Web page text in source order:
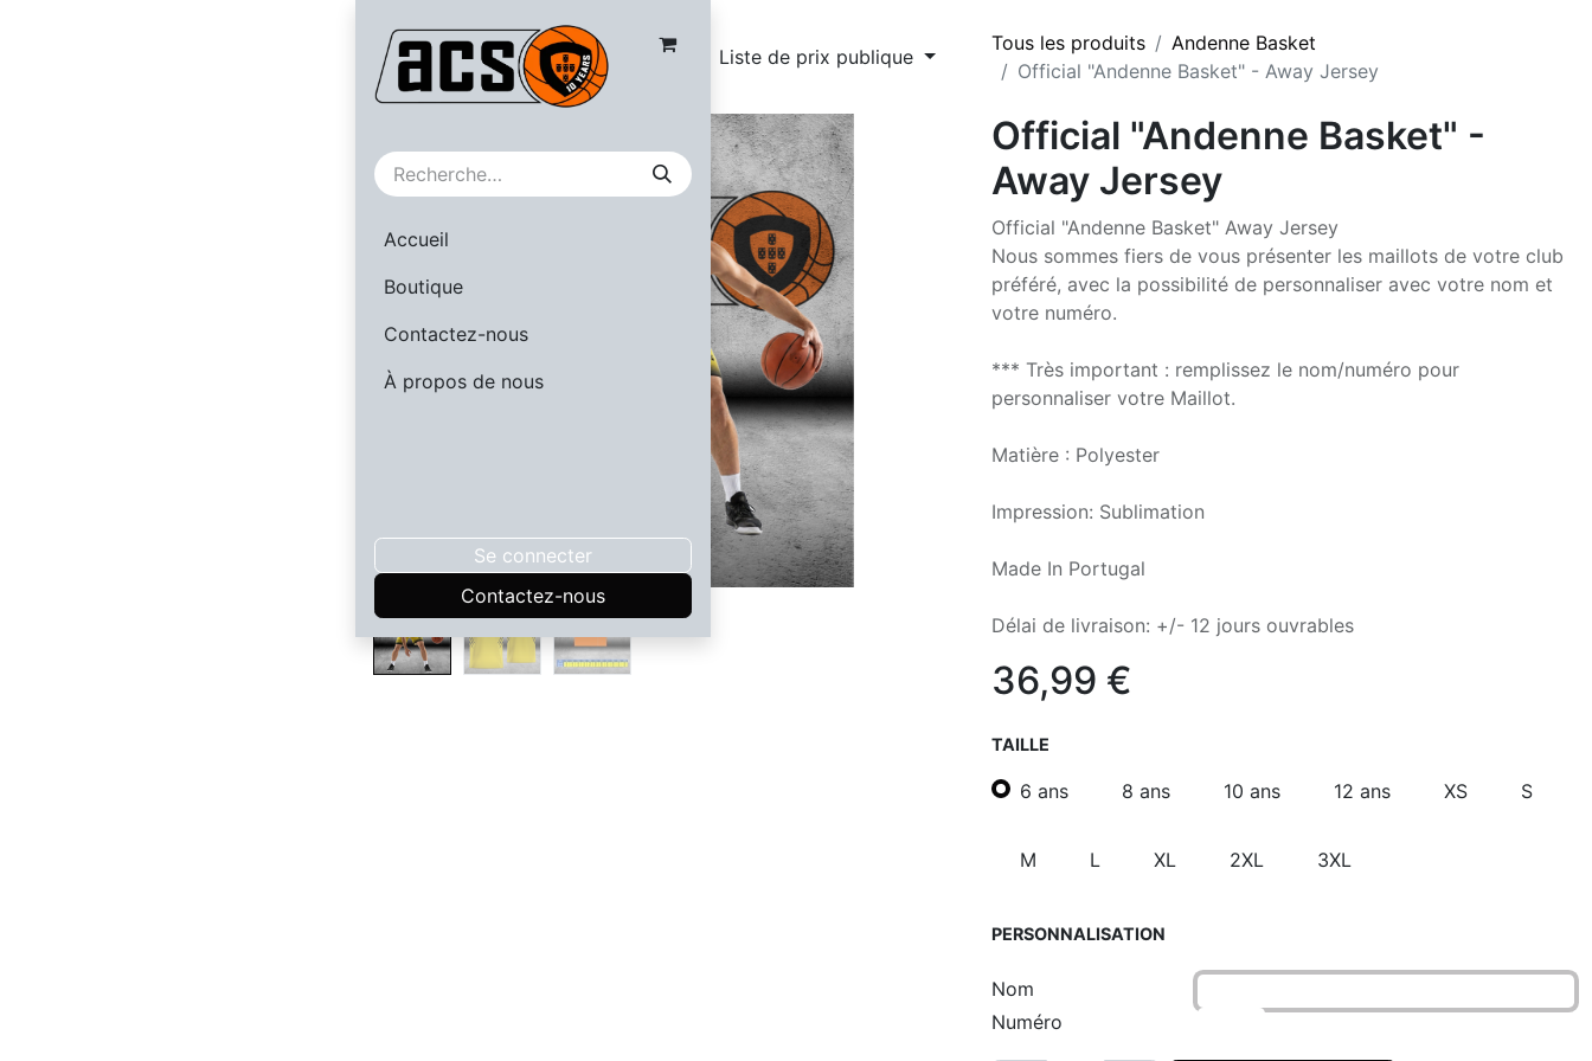
Accueil
Boutique
Contactez-nous
À propos de nous
Se connecter
Contactez-nous
Liste de prix publique
Tous les produits
Andenne Basket
Official "Andenne Basket" - Away Jersey
SALE
Official "Andenne Basket" -
Away Jersey
Official "Andenne Basket" Away Jersey
Nous sommes fiers de vous présenter les maillots de votre club
préféré, avec la possibilité de personnaliser avec votre nom et
votre numéro.
*** Très important : remplissez le nom/numéro pour
personnaliser votre Maillot.
Matière : Polyester
Impression: Sublimation
Made In Portugal
Délai de livraison: +/- 12 jours ouvrables
36,99 €
TAILLE
6 ans 8 ans 10 ans 12 ans XS S
M L XL 2XL 3XL
PERSONNALISATION
Nom
Numéro